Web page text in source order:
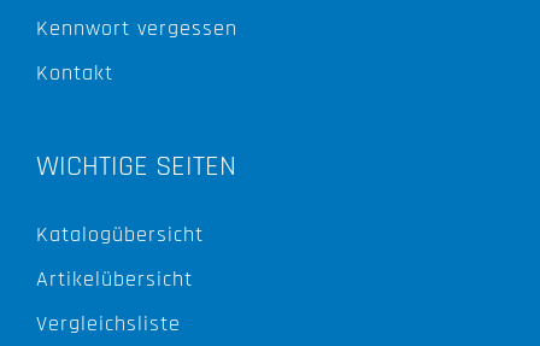
Kennwort vergessen
Kontakt
WICHTIGE SEITEN
Katalogübersicht
Artikelübersicht
Vergleichsliste